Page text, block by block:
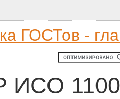
ГОСТов -
ИСО